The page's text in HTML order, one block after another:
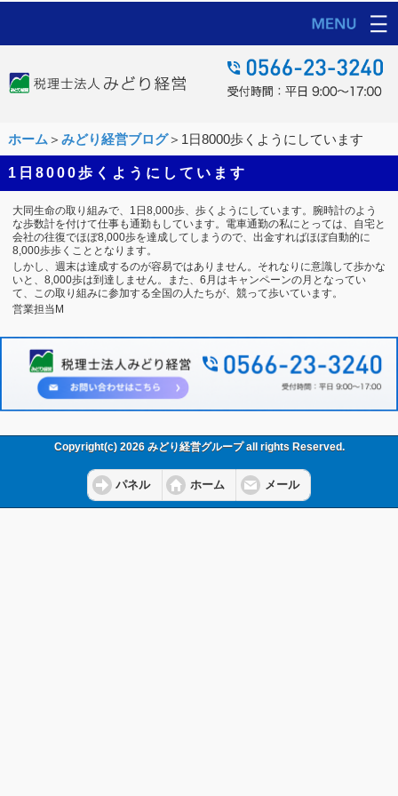
ホーム ＞ みどり経営ブログ＞1日8000歩くようにしています
1日8000歩くようにしています
大同生命の取り組みで、1日8,000歩、歩くようにしています。腕時計のよう
な歩数計を付けて仕事も通勤もしています。電車通勤の私にとっては、自宅と
会社の往復でほぼ8,000歩を達成してしまうので、出金すればほぼ自動的に
8,000歩歩くこととなります。
しかし、週末は達成するのが容易ではありません。それなりに意識して歩かな
いと、8,000歩は到達しません。また、6月はキャンペーンの月となってい
て、この取り組みに参加する全国の人たちが、競って歩いています。
営業担当M
Copyright(c) 2026 みどり経営グループ all rights Reserved.
パネル ホーム メール